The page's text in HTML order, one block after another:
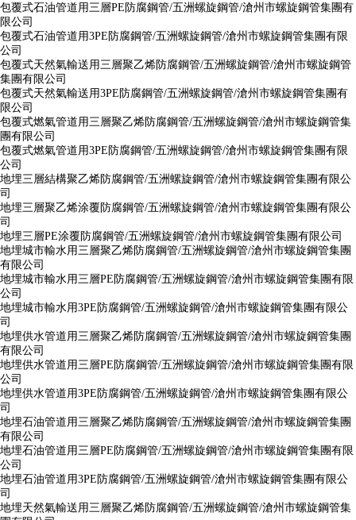
包覆式石油管道用三層PE防腐鋼管/五洲螺旋鋼管/滄州市螺旋鋼管集團有
限公司
包覆式石油管道用3PE防腐鋼管/五洲螺旋鋼管/滄州市螺旋鋼管集團有限
公司
包覆式天然氣輸送用三層聚乙烯防腐鋼管/五洲螺旋鋼管/滄州市螺旋鋼管
集團有限公司
包覆式天然氣輸送用3PE防腐鋼管/五洲螺旋鋼管/滄州市螺旋鋼管集團有
限公司
包覆式燃氣管道用三層聚乙烯防腐鋼管/五洲螺旋鋼管/滄州市螺旋鋼管集
團有限公司
包覆式燃氣管道用3PE防腐鋼管/五洲螺旋鋼管/滄州市螺旋鋼管集團有限
公司
地埋三層結構聚乙烯防腐鋼管/五洲螺旋鋼管/滄州市螺旋鋼管集團有限公
司
地埋三層聚乙烯涂覆防腐鋼管/五洲螺旋鋼管/滄州市螺旋鋼管集團有限公
司
地埋三層PE涂覆防腐鋼管/五洲螺旋鋼管/滄州市螺旋鋼管集團有限公司
地埋城市輸水用三層聚乙烯防腐鋼管/五洲螺旋鋼管/滄州市螺旋鋼管集團
有限公司
地埋城市輸水用三層PE防腐鋼管/五洲螺旋鋼管/滄州市螺旋鋼管集團有限
公司
地埋城市輸水用3PE防腐鋼管/五洲螺旋鋼管/滄州市螺旋鋼管集團有限公
司
地埋供水管道用三層聚乙烯防腐鋼管/五洲螺旋鋼管/滄州市螺旋鋼管集團
有限公司
地埋供水管道用三層PE防腐鋼管/五洲螺旋鋼管/滄州市螺旋鋼管集團有限
公司
地埋供水管道用3PE防腐鋼管/五洲螺旋鋼管/滄州市螺旋鋼管集團有限公
司
地埋石油管道用三層聚乙烯防腐鋼管/五洲螺旋鋼管/滄州市螺旋鋼管集團
有限公司
地埋石油管道用三層PE防腐鋼管/五洲螺旋鋼管/滄州市螺旋鋼管集團有限
公司
地埋石油管道用3PE防腐鋼管/五洲螺旋鋼管/滄州市螺旋鋼管集團有限公
司
地埋天然氣輸送用三層聚乙烯防腐鋼管/五洲螺旋鋼管/滄州市螺旋鋼管集